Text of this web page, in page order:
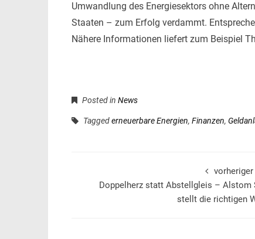
Umwandlung des Energiesektors ohne
Staaten – zum Erfolg verdammt.
Nähere Informationen liefert zum Beispiel
Posted in News
Taggederneuerbare Energien, Finanzen,
Doppelherz statt Abstellgleis – Alstom
stellt die richtigen